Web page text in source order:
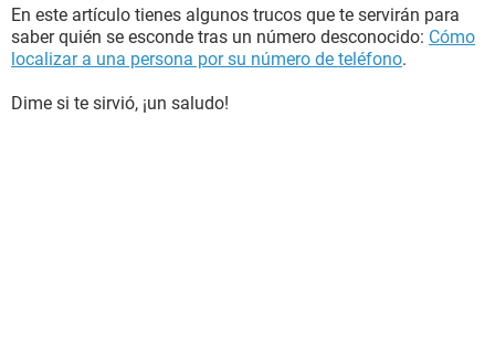
En este artículo tienes algunos trucos que te servirán para
saber quién se esconde tras un número desconocido: Cómo
localizar a una persona por su número de teléfono.
Dime si te sirvió, ¡un saludo!